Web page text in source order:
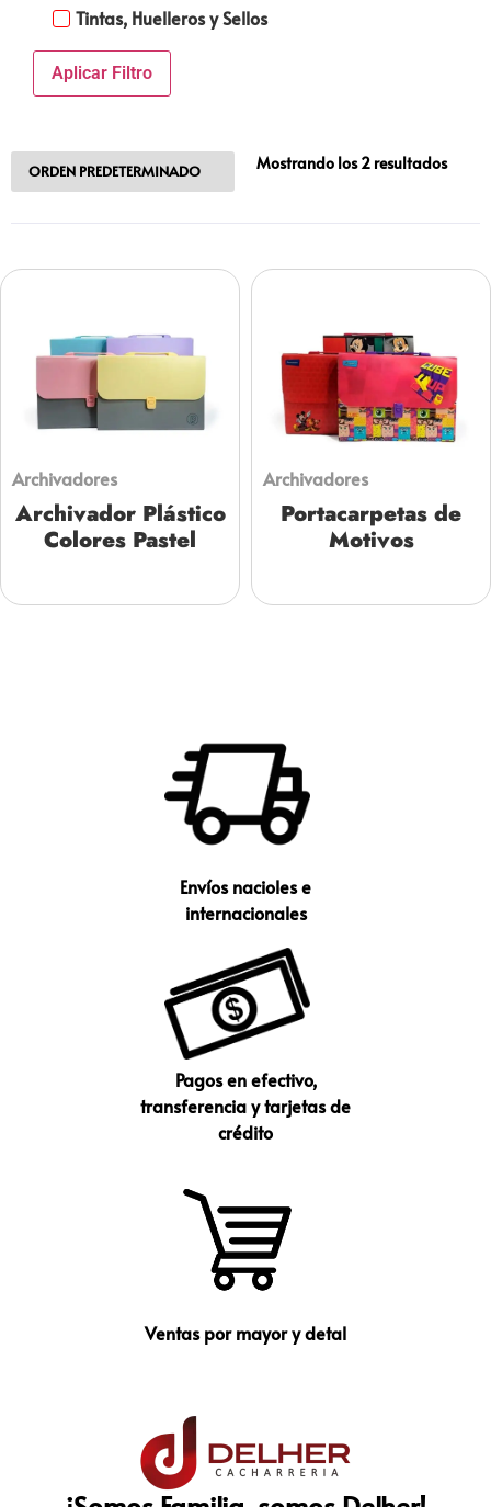
Tintas, Huelleros y Sellos
Aplicar Filtro
Mostrando los 2 resultados
Archivadores
Archivador Plástico
Colores Pastel
Archivadores
Portacarpetas de
Motivos
Envíos nacioles e
internacionales
Pagos en efectivo,
transferencia y tarjetas de
crédito
Ventas por mayor y detal